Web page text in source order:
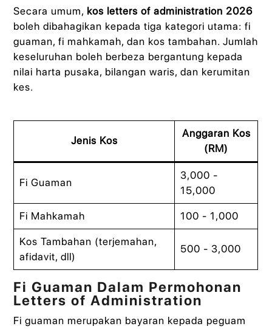
Secara umum, kos letters of administration 2026
boleh dibahagikan kepada tiga kategori utama: fi
guaman, fi mahkamah, dan kos tambahan. Jumlah
keseluruhan boleh berbeza bergantung kepada
nilai harta pusaka, bilangan waris, dan kerumitan
kes.
Jenis Kos
Anggaran Kos
(RM)
Fi Guaman
3,000 -
15,000
Fi Mahkamah 100 - 1,000
Kos Tambahan (terjemahan,
afidavit, dll)
500 - 3,000
Fi Guaman Dalam Permohonan
Letters of Administration
Fi guaman merupakan bayaran kepada peguam